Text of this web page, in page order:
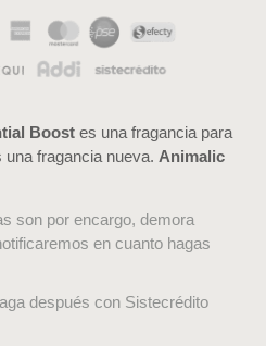
Boost es una fragancia para
fragancia nueva. Animalic
son por encargo, demora
en cuanto hagas
después con Sistecrédito